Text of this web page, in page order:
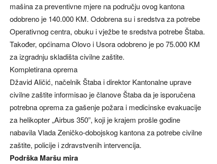
mašina za preventivne mjere na području ovog kantona
odobreno je 140.000 KM. Odobrena su i sredstva za potrebe
Operativnog centra, obuku i vježbe te sredstva potrebe Štaba.
Također, općinama Olovo i Usora odobreno je po 75.000 KM
za izgradnju skladišta civilne zaštite.
Kompletirana oprema
Džavid Aličić, načelnik Štaba i direktor Kantonalne uprave
civilne zaštite informisao je članove Štaba da je isporučena
potrebna oprema za gašenje požara i medicinske evakuacije
za helikopter „Airbus 350”, koji je krajem prošle godine
nabavila Vlada Zeničko-dobojskog kantona za potrebe civilne
zaštite, policije i zdravstvenih intervencija.
Podrška Maršu mira